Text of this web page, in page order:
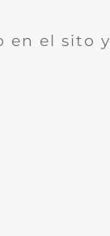
en el sito y